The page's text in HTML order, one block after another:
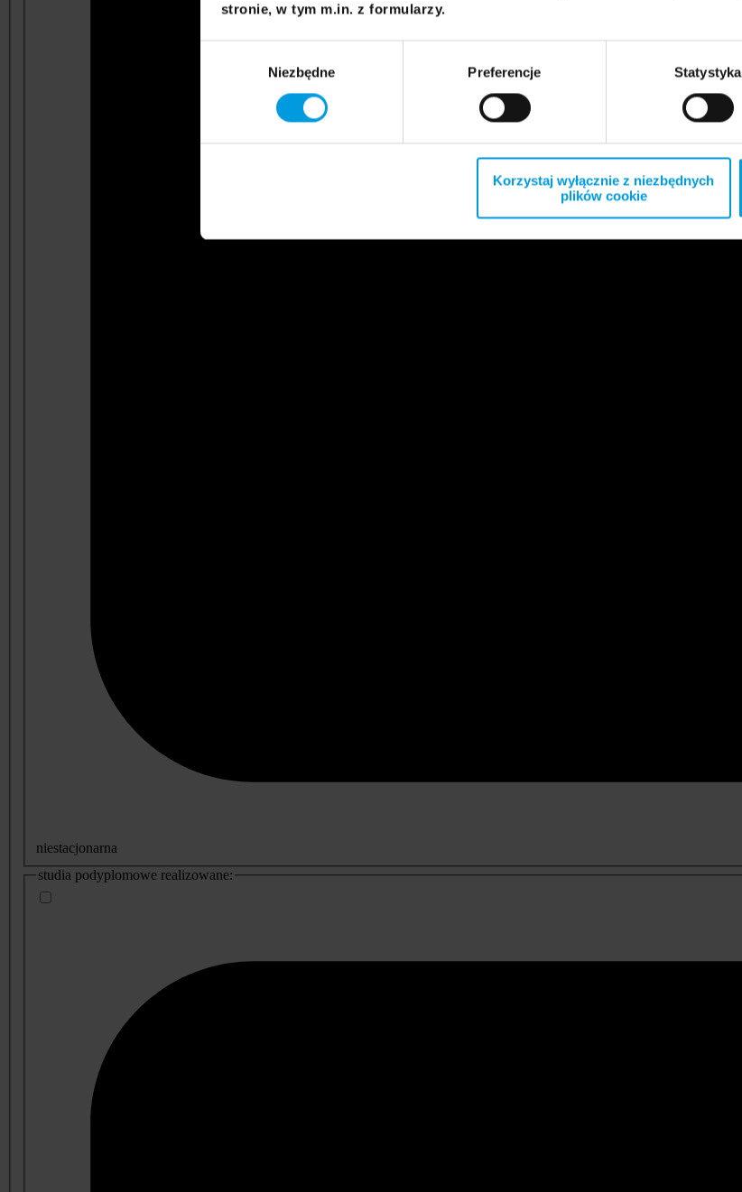
stronie, w tym m.in. z formularzy.
Niezbędne Preferencje Statystyka
Korzystaj wyłącznie z niezbędnych
plików cookie
niestacjonarna
studia podyplomowe realizowane: